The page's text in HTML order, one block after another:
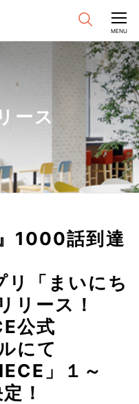
CLOSE
MENU
ース
1000話到達
リ「まいにち
リース！
公式
にて
」１～
！